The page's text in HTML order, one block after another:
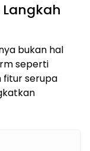
bukan hal
seperti
fitur serupa